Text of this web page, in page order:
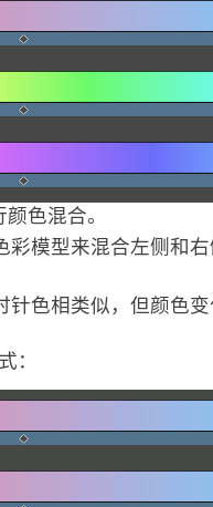
色混合。
彩模型来混合左侧和
针色相类似，但颜色变
：